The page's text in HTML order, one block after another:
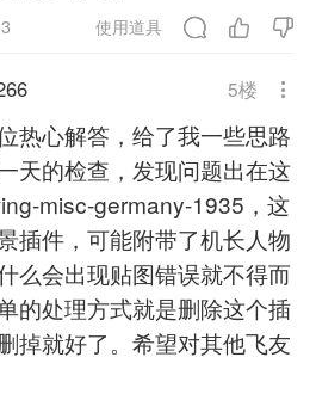
使用道具
5楼
热心解答，给了我一些思路
天的检查，发现问题出在这
misc-germany-1935，这
插件，可能附带了机长人物
么会出现贴图错误就不得而
的处理方式就是删除这个插
掉就好了。希望对其他飞友